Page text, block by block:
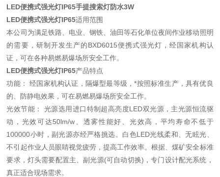
LED便携式强光灯IP65手提搜索灯防水3W
LED便携式强光灯IP65适用范围
本公司为满足铁路、电业、钢铁、油田等石化单位夜间作业移动照明
的需要，研制开发生产的BXD6015便携式强光灯，经国家机构认
证，可在各种易燃易爆场所安全工作。
LED便携式强光灯IP65产品特点
功能： 经国家机构认证，隔爆型最等级，*按照标准生产，具有优良
的、防静电效果，可在易燃易爆场所安全工作。
光效节能： 光源选用进口特制超高亮度LED双光源，主光源恒流驱
动，光效可达50lm/w、透雾性能好、光效高，平均寿命不低于
100000小时，副光源亦经严格挑选。白色LED光线柔和、无眩光、
不引起作业人员眼睛视觉疲劳，提高工作效率。根据、煤矿安全标准
要求，灯头需要配置主、副光源(可自动切换)，专门设计配光系统，
真正适合现场需求。